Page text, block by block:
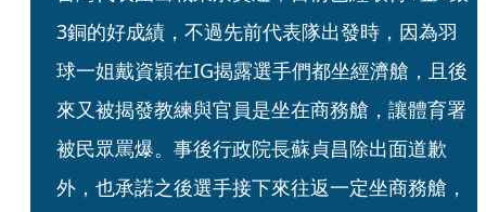
3銅的好成績，不過先前代表隊出發時，因為羽
球一姐戴資穎在IG揭露選手們都坐經濟艙，且後
來又被揭發教練與官員是坐在商務艙，讓體育署
被民眾罵爆。事後行政院長蘇貞昌除出面道歉
外，也承諾之後選手接下來往返一定坐商務艙，